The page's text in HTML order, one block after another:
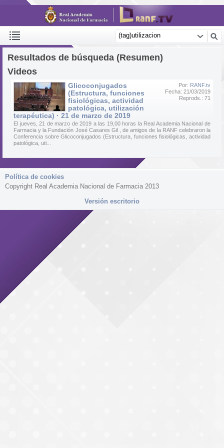
Resultados de búsqueda (Resumen)
Videos
Por: RANF.tv
Fecha: 21/03/2019
Reprods.: 71
Glicoconjugados
(Estructura, funciones
fisiológicas, actividad
patológica, utilización
terapéutica) · 21 de marzo de 2019
El jueves, 21 de marzo de 2019 a las 19,00 horas la Real Academia Nacional de
Farmacia y la Fundación José Casares Gil , de amigos de la RANF celebraron la
Conferencia sobre Glicoconjugados (Estructura, funciones fisiológicas, actividad
patológica, uti...
Política de cookies
Copyright Real Academia Nacional de Farmacia 2013
Versión escritorio